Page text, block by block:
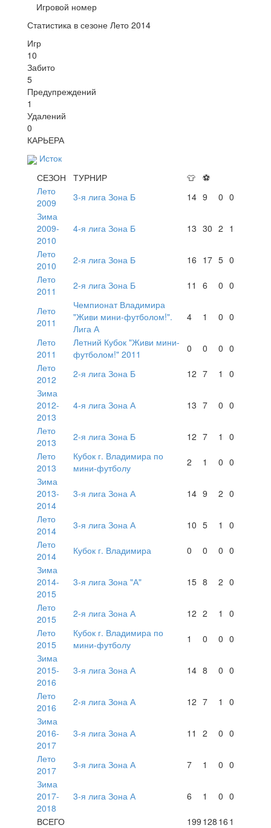
Игровой номер
Статистика в сезоне Лето 2014
Игр
10
Забито
5
Предупреждений
1
Удалений
0
КАРЬЕРА
Исток
СЕЗОН
ТУРНИР 👕 ⚽
Лето
2009
3-я лига Зона Б 14 9 0 0
Зима
2009-
2010
4-я лига Зона Б 13 30 2 1
Лето
2010
2-я лига Зона Б 16 17 5 0
Лето
2011
2-я лига Зона Б 11 6 0 0
Лето
2011
Чемпионат Владимира
"Живи мини-футболом!".
Лига А
4 1 0 0
Лето
2011
Летний Кубок "Живи мини-
футболом!" 2011
0 0 0 0
Лето
2012
2-я лига Зона Б 12 7 1
0
Зима
2012-
2013
4-я лига Зона А 13 7 0 0
Лето
2013
2-я лига Зона Б 12 7 1
0
Лето
2013
Кубок г. Владимира по
мини-футболу
2 1 0 0
Зима
2013-
2014
3-я лига Зона А 14 9 2 0
Лето
2014
3-я лига Зона А 10 5 1
0
Лето
2014
Кубок г. Владимира 0 0 0 0
Зима
2014-
2015
3-я лига Зона "А" 15 8 2 0
Лето
2015
2-я лига Зона А 12 2 1
0
Лето
2015
Кубок г. Владимира по
мини-футболу
1 0 0 0
Зима
2015-
2016
3-я лига Зона А 14 8 0 0
Лето
2016
2-я лига Зона А 12 7 1
0
Зима
2016-
2017
3-я лига Зона А 11 2 0 0
Лето
2017
3-я лига Зона А 7 1 0 0
Зима
2017-
2018
3-я лига Зона А 6 1 0 0
ВСЕГО 199 128 16 1